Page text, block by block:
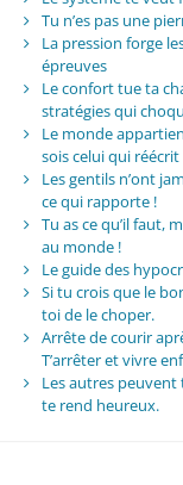
Tu n’es pas une
La pression forge
épreuves
Le confort tue ta
stratégies qui
Le monde
sois celui qui réécrit
Les gentils n’ont
ce qui rapporte !
Tu as ce qu’il faut,
au monde !
Le guide des
Si tu crois que le
toi de le choper.
Arrête de courir
T’arrêter et vivre
Les autres
te rend heureux.